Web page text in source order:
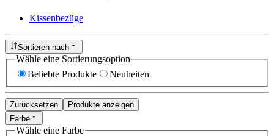
Kissenbezüge
Sortieren nach
Wähle eine Sortierungsoption
Beliebte Produkte
Neuheiten
Zurücksetzen
Produkte anzeigen
Farbe
Wähle eine Farbe